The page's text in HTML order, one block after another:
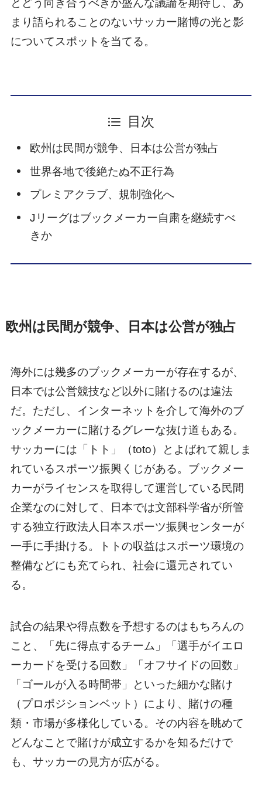
とどう向き合うべきか盛んな議論を期待し、あ
まり語られることのないサッカー賭博の光と影
についてスポットを当てる。
目次
欧州は民間が競争、日本は公営が独占
世界各地で後絶たぬ不正行為
プレミアクラブ、規制強化へ
Jリーグはブックメーカー自粛を継続すべ
きか
欧州は民間が競争、日本は公営が独占
海外には幾多のブックメーカーが存在するが、
日本では公営競技など以外に賭けるのは違法
だ。ただし、インターネットを介して海外のブ
ックメーカーに賭けるグレーな抜け道もある。
サッカーには「トト」（toto）とよばれて親しま
れているスポーツ振興くじがある。ブックメー
カーがライセンスを取得して運営している民間
企業なのに対して、日本では文部科学省が所管
する独立行政法人日本スポーツ振興センターが
一手に手掛ける。トトの収益はスポーツ環境の
整備などにも充てられ、社会に還元されてい
る。
試合の結果や得点数を予想するのはもちろんの
こと、「先に得点するチーム」「選手がイエロ
ーカードを受ける回数」「オフサイドの回数」
「ゴールが入る時間帯」といった細かな賭け
（プロポジションベット）により、賭けの種
類・市場が多様化している。その内容を眺めて
どんなことで賭けが成立するかを知るだけで
も、サッカーの見方が広がる。